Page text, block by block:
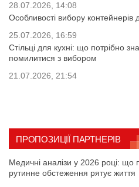
28.07.2026, 14:08
Особливості вибору контейнерів
25.07.2026, 16:59
Стільці для кухні: що потрібно
помилитися з вибором
21.07.2026, 21:54
ПРОПОЗИЦІЇ ПАРТНЕРІВ
Медичні аналізи у 2026 році: що
рутинне обстеження рятує життя